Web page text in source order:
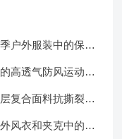
户外服装中的保暖
高透气防风运动服
复合面料抗撕裂与
风衣和夹克中的应